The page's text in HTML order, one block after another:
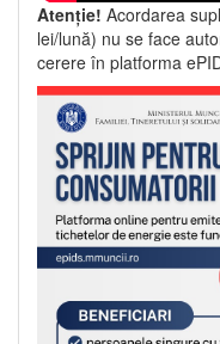
Atenție! Acordarea
lei/lună) nu se face
cerere în platforma